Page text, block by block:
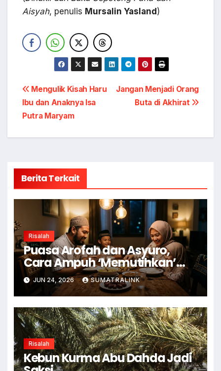
Aisyah, penulis Mursalin Yasland)
Navigasi
pos
Jangan Menjadi Orang
Buta di Akhirat
Mengulik Kisah Haru
Ibu dan Anaknya Isa
Putra Maryam
Berita Terkait
Risalah
Puasa Arofah dan Asyuro,
Cara Ampuh ‘Memutihkan’
Dosa
JUN 24, 2026 SUMATRALINK
Risalah
Kebun Kurma Abu Dahda Jadi